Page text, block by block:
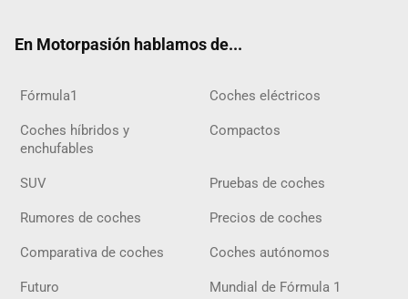
En Motorpasión hablamos de...
Fórmula1 Coches eléctricos
Coches híbridos y
enchufables
Compactos
SUV Pruebas de coches
Rumores de coches Precios de coches
Comparativa de coches Coches autónomos
Futuro Mundial de Fórmula 1